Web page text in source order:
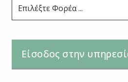
Επιλέξτε Φορέα ...
Είσοδος στην